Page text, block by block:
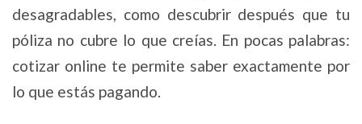
desagradables, como descubrir después que tu
póliza no cubre lo que creías. En pocas palabras:
cotizar online te permite saber exactamente por
lo que estás pagando.